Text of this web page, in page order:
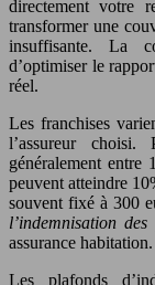
directement votre
transformer une
insuffisante. La
d’optimiser le
réel.
Les franchises
l’assureur
généralement
peuvent atteindre
souvent fixé à 300
l’indemnisation
assurance habitation.
Les plafonds